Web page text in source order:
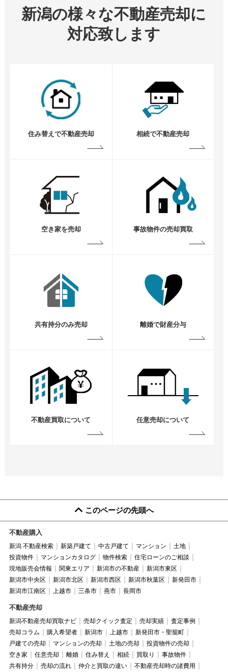
新潟の様々な不動産売却に
対応致します
住み替えで不動産売却 相続で不動産売却
空き家を売却 事故物件の売却買取
共有持分のみ売却 離婚で財産分与
不動産買取について 任意売却について
このページの先頭へ
不動産購入
新潟 不動産検索 新築戸建て 中古戸建て マンション
土地
投資物件
マンションカタログ 物件検索
住宅ローンのご相談
現地販売会情報
関東エリア 新潟市の不動産
新潟市東区
新潟市中央区
新潟市北区 新潟市西区 新潟市秋葉区
新発田市
新潟市江南区
上越市 三条市 燕市 長岡市
不動産売却
新潟不動産売却買取ナビ 売却クイック査定 売却実績
査定事例
売却コラム
購入希望者 新潟市 上越市
新発田市・聖籠町
戸建ての売却
マンションの売却 土地の売却
投資物件の売却
空き家
任意売却 離婚 住み替え 相続 買取り
事故物件
共有持分
売却の流れ 仲介と買取の違い
不動産売却時の諸費用